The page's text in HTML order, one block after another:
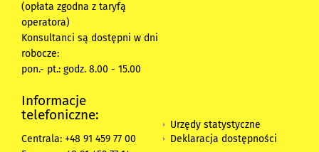
(opłata zgodna z taryfą
operatora)
Konsultanci są dostępni w dni
robocze:
pon.- pt.: godz. 8.00 - 15.00
Informacje
telefoniczne:
Centrala: +48 91 459 77 00
Urzędy statystyczne
Deklaracja dostępności